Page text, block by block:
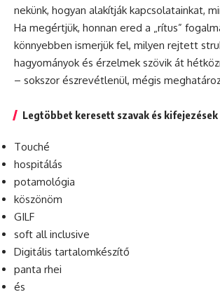
nekünk, hogyan alakítják kapcsolatainkat,
Ha megértjük, honnan ered a „rítus”
könnyebben ismerjük fel, milyen rejtett
hagyományok és érzelmek szövik át
– sokszor észrevétlenül, mégis
Legtöbbet keresett szavak és kifejezések
Touché
hospitálás
potamológia
köszönöm
GILF
soft all inclusive
Digitális tartalomkészítő
panta rhei
és